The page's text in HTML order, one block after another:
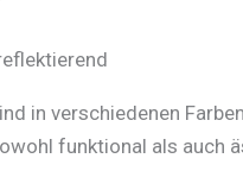
in verschiedenen
funktional als auch